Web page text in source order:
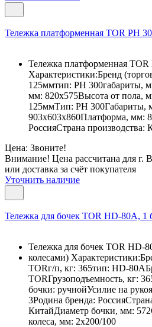
Тележка платформенная TOR PH
Тележка платформенная TOR
Характеристики:Бренд
125ммтип: РН 300габариты,
мм: 820х575Высота от пола,
125ммТип: РН 300Габариты,
903х603х860Платформа, мм:
РоссияСтрана производства:
Цена: Звоните!
Внимание! Цена рассчитана для г.
или доставка за счёт покупателя
Уточнить наличие
Тележка для бочек TOR HD-80A, 1
Тележка для бочек TOR HD-
колесами)
TORг/п, кг: 365тип: HD-
TORГрузоподъемность, кг:
бочки: ручнойУсилие на
3Родина бренда:
КитайДиаметр бочки, мм:
колеса, мм: 2х200/100